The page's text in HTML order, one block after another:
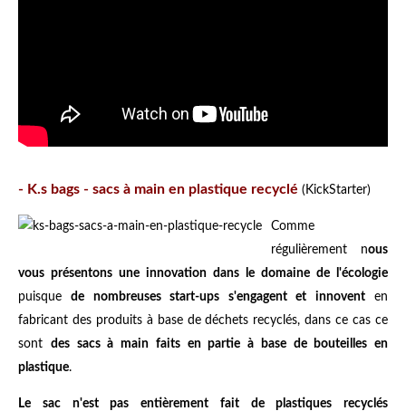
- K.s bags - sacs à main en plastique recyclé (KickStarter)
Comme
régulièrement nous
vous présentons une innovation dans le domaine de l'écologie
puisquede nombreuses start-ups s'engagent et innoventen
fabricant des produits à base de déchets recyclés, dans ce cas ce
sont des sacs à main faits en partie à base de bouteilles en
plastique.
Le sac n'est pas entièrement fait de plastiques recyclés